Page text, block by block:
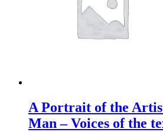
A Portrait of the
Man – Voices of the